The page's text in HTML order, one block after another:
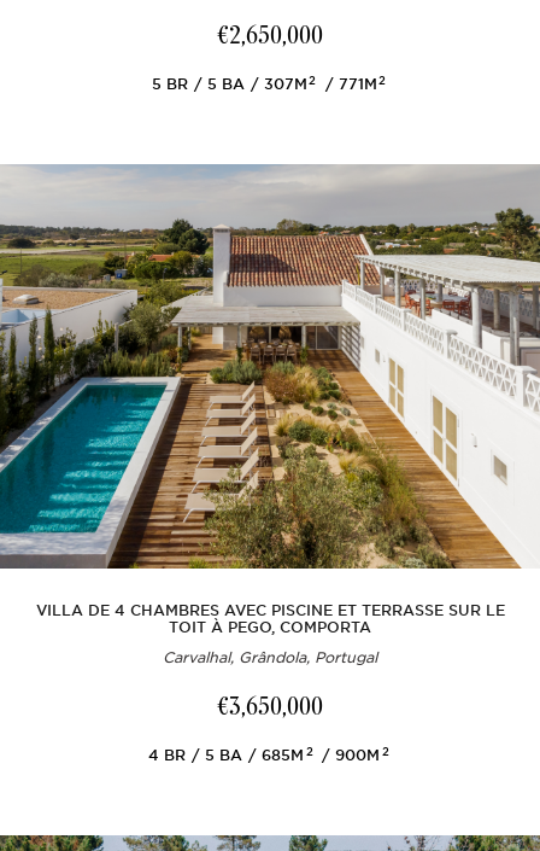
€2,650,000
5 BR 5 BA 307M2 771M2
VILLA DE 4 CHAMBRES AVEC PISCINE ET TERRASSE SUR LE
TOIT À PEGO, COMPORTA
Carvalhal, Grândola, Portugal
€3,650,000
4 BR 5 BA 685M2 900M2